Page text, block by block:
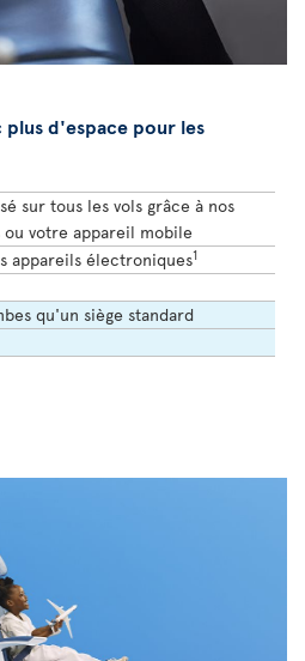
plus d'espace pour les
sur tous les vols grâce à nos
votre appareil mobile
appareils électroniques1
qu'un siège standard